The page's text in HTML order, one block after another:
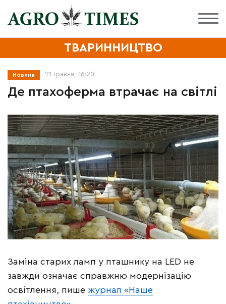
ТВАРИННИЦТВО
Новина 21 травня, 16:20
Де птахоферма втрачає на світлі
Заміна старих ламп у пташнику на LED не
завжди означає справжню модернізацію
освітлення, пише журнал «Наше